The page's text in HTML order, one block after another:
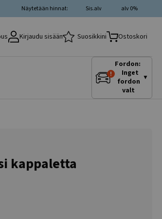
alv 0%
Sis.alv
Näytetään hinnat:
Kirjaudu sisään Suosikkini Ostoskori
Fordon:
Inget
fordon
valt
▼
kappaletta